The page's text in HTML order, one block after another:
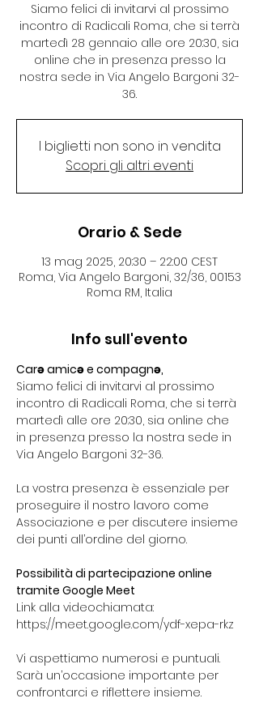
Siamo felici di invitarvi al prossimo
incontro di Radicali Roma, che si terrà
martedì 28 gennaio alle ore 20:30, sia
online che in presenza presso la
nostra sede in Via Angelo Bargoni 32-
36.
I biglietti non sono in vendita
Scopri gli altri eventi
Orario & Sede
13 mag 2025, 20:30 – 22:00 CEST
Roma, Via Angelo Bargoni, 32/36, 00153
Roma RM, Italia
Info sull'evento
Carə amicə e compagnə,
Siamo felici di invitarvi al prossimo
incontro di Radicali Roma, che si terrà
martedì alle ore 20:30, sia online che
in presenza presso la nostra sede in
Via Angelo Bargoni 32-36.
La vostra presenza è essenziale per
proseguire il nostro lavoro come
Associazione e per discutere insieme
dei punti all’ordine del giorno.
Possibilità di partecipazione online
tramite Google Meet
Link alla videochiamata:
https://meet.google.com/ydf-xepa-rkz
Vi aspettiamo numerosi e puntuali.
Sarà un’occasione importante per
confrontarci e riflettere insieme.